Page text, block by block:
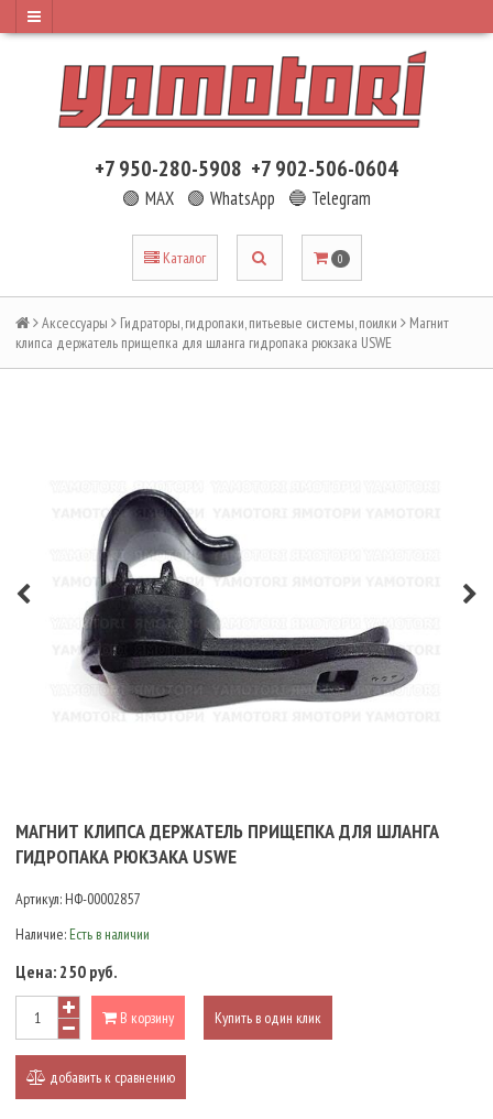
+7 950-280-5908 +7 902-506-0604
🟢 MAX 🟢 WhatsApp 🔵 Telegram
Каталог 0
Аксессуары Гидраторы, гидропаки, питьевые системы, поилки
Магнит
клипса держатель прищепка для шланга гидропака рюкзака USWE
МАГНИТ КЛИПСА ДЕРЖАТЕЛЬ ПРИЩЕПКА ДЛЯ ШЛАНГА
ГИДРОПАКА РЮКЗАКА USWE
Артикул: НФ-00002857
Наличие: Есть в наличии
Цена: 250 руб.
В корзину Купить в один клик
добавить к сравнению